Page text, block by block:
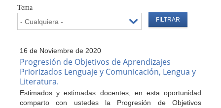
Tema
16 de Noviembre de 2020
Progresión de Objetivos de Aprendizajes
Priorizados Lenguaje y Comunicación, Lengua y
Literatura.
Estimados y estimadas docentes, en esta oportunidad
comparto con ustedes la Progresión de Objetivos